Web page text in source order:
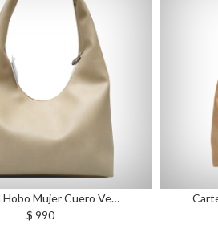
Hobo Mujer Cuero Ve…
$ 990